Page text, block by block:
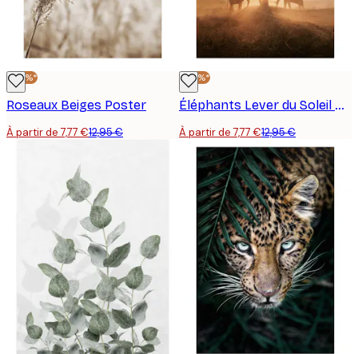
-40%*
Roseaux Beiges Poster
À partir de 7,77 €12,95 €
-40%*
Éléphants Lever du Soleil Poster
À partir de 7,77 €12,95 €